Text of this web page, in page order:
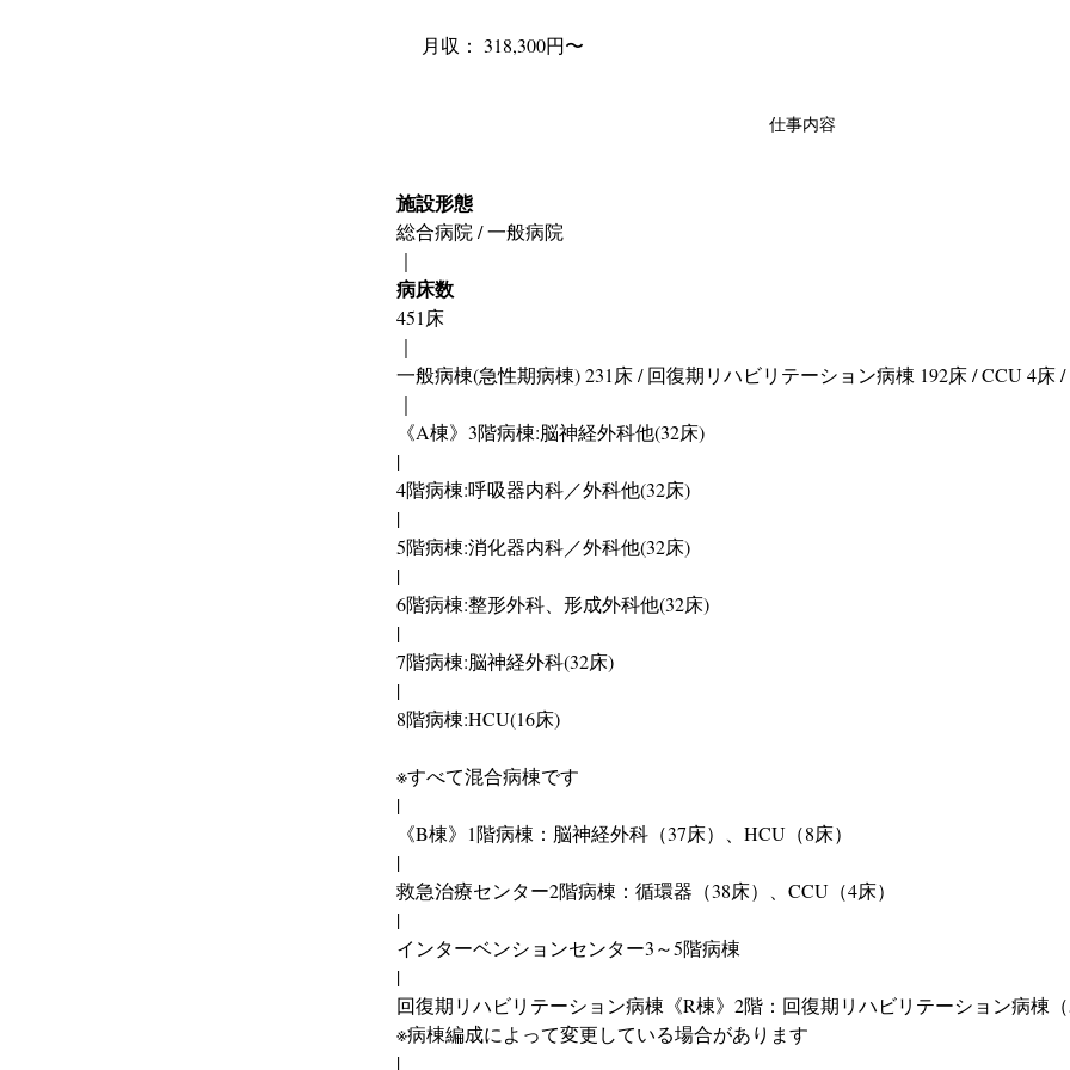
月収： 318,300円〜
仕事内容
施設形態
総合病院 / 一般病院
｜
病床数
451床
｜
一般病棟(急性期病棟) 231床 / 回復期リハビリテーション病棟 192床 / CCU 4床
｜
《A棟》3階病棟:脳神経外科他(32床)
|
4階病棟:呼吸器内科／外科他(32床)
|
5階病棟:消化器内科／外科他(32床)
|
6階病棟:整形外科、形成外科他(32床)
|
7階病棟:脳神経外科(32床)
|
8階病棟:HCU(16床)
※すべて混合病棟です
|
《B棟》1階病棟：脳神経外科（37床）、HCU（8床）
|
救急治療センター2階病棟：循環器（38床）、CCU（4床）
|
インターベンションセンター3～5階病棟
|
回復期リハビリテーション病棟《R棟》2階：回復期リハビリテーション病棟
※病棟編成によって変更している場合があります
|